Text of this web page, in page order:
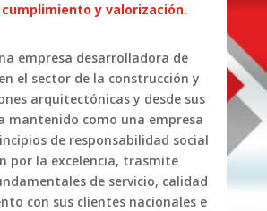
y valorización.
empresa desarrolladora de
el sector de la construcción y
arquitectónicas y desde sus
mantenido como una empresa
de responsabilidad social
por la excelencia, trasmite
de servicio, calidad
con sus clientes nacionales e